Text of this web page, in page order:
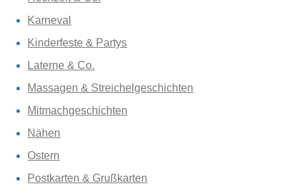
Karneval
Kinderfeste & Partys
Laterne & Co.
Massagen & Streichelgeschichten
Mitmachgeschichten
Nähen
Ostern
Postkarten & Grußkarten